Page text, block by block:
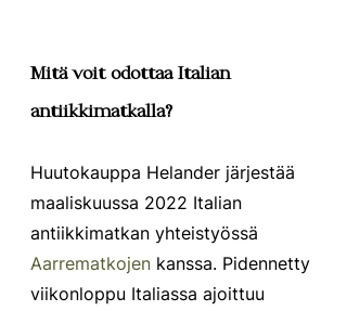
Mitä voit odottaa Italian
antiikkimatkalla?
Huutokauppa Helander järjestää
maaliskuussa 2022 Italian
antiikkimatkan yhteistyössä
Aarrematkojen kanssa. Pidennetty
viikonloppu Italiassa ajoittuu